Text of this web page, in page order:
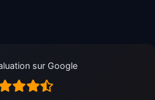
sur Google